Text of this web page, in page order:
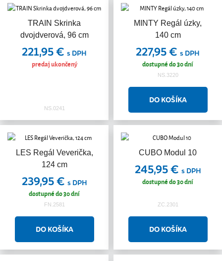
TRAIN Skrinka
dvojdverová, 96 cm
221,95 € s DPH
predaj ukončený
NS.0241
MINTY Regál úzky,
140 cm
227,95 € s DPH
dostupné do 30 dní
NS.3220
LES Regál Veverička,
124 cm
239,95 € s DPH
dostupné do 30 dní
FN.2581
CUBO Modul 10
245,95 € s DPH
dostupné do 30 dní
ZC.2301